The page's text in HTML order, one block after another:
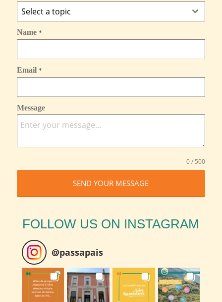
Select a topic
Name *
Email *
Message
0 / 500
SEND YOUR MESSAGE
FOLLOW US ON INSTAGRAM
@passapais